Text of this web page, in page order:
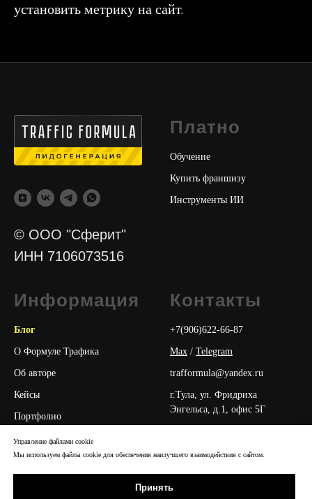
установить метрику на сайт.
© ООО "Сферит"
ИНН 7106073516
Платно
Обучение
Купить франшизу
Инструменты ИИ
Информация
Блог
О Формуле Трафика
Об авторе
Кейсы
Портфолио
Юридические документы
Реквизиты
Контакты
+7(906)622-66-87
Max / Telegram
trafformula@yandex.ru
г.Тула, ул. Фридриха
Энгельса, д.1, офис 5Г
Управление файлами cookie
Мы используем файлы cookie для обеспечения наилучшего взаимодействия с сайтом.
Принять